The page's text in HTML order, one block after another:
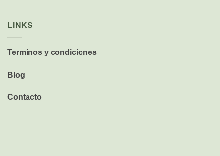
LINKS
Terminos y condiciones
Blog
Contacto